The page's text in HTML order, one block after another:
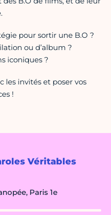
Véritables
Paris 1e
pour sortir une B.O ?
ou d’album ?
iconiques ?
les invités et poser vos
!